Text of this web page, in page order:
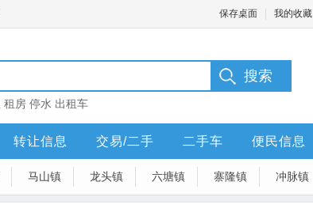
保存桌面 我的收藏
租房 停水 出租车
转让信息 交易/二手 二手车 便民信息
马山镇 龙头镇 六塘镇 寨隆镇 冲脉镇